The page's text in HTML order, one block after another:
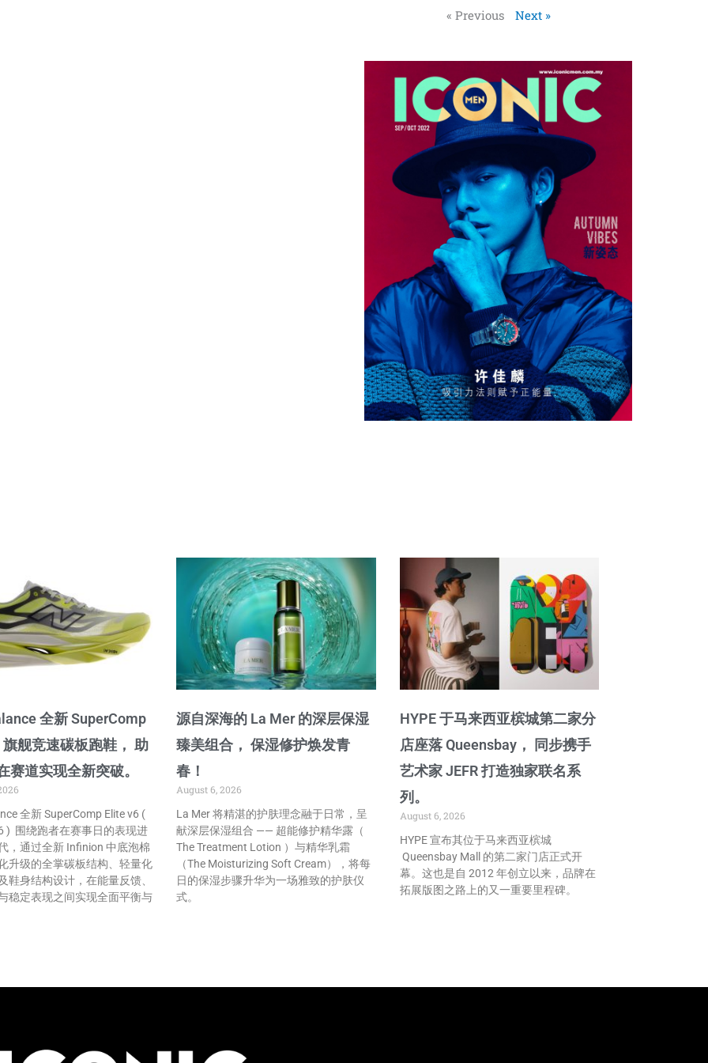
« Previous Next »
全新 SuperComp
舰竞速碳板跑鞋， 助
赛道实现全新突破。
全新 SuperComp Elite v6 (
) 围绕跑者在赛事日的表现进
，通过全新 Infinion 中底泡棉
升级的全掌碳板结构、轻量化
鞋身结构设计，在能量反馈、
稳定表现之间实现全面平衡与
源自深海的 La Mer 的深层保湿
臻美组合， 保湿修护焕发青
春！
August 6, 2026
La Mer 将精湛的护肤理念融于日常，呈
献深层保湿组合 —— 超能修护精华露（
The Treatment Lotion ）与精华乳霜
（The Moisturizing Soft Cream），将每
日的保湿步骤升华为一场雅致的护肤仪
式。
HYPE 于马来西亚槟城第二家分
店座落 Queensbay， 同步携手
艺术家 JEFR 打造独家联名系
列。
August 6, 2026
HYPE 宣布其位于马来西亚槟城
Queensbay Mall 的第二家门店正式开
幕。这也是自 2012 年创立以来，品牌在
拓展版图之路上的又一重要里程碑。